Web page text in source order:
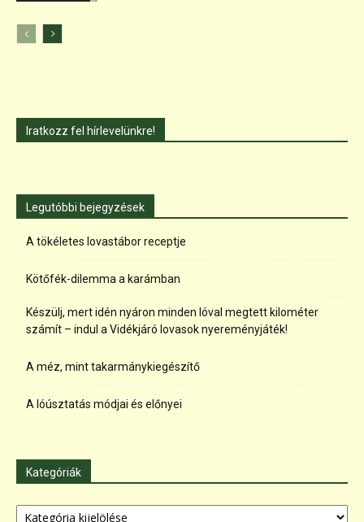
Iratkozz fel hírlevelünkre!
Legutóbbi bejegyzések
A tökéletes lovastábor receptje
Kötőfék-dilemma a karámban
Készülj, mert idén nyáron minden lóval megtett kilométer
számít – indul a Vidékjáró lovasok nyereményjáték!
A méz, mint takarmánykiegészítő
A lóúsztatás módjai és előnyei
Kategóriák
Kategóriák